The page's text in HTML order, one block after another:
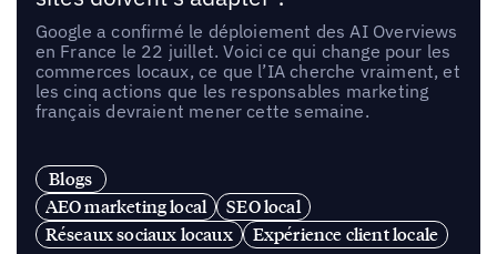
Google a confirmé le déploiement des AI Overviews
en France le 22 juillet. Voici ce qui change pour les
commerces locaux, ce que l’IA cherche vraiment, et
les cinq actions que les responsables marketing
français devraient mener cette semaine.
Blogs
AEO marketing local
SEO local
Réseaux sociaux locaux
Expérience client locale